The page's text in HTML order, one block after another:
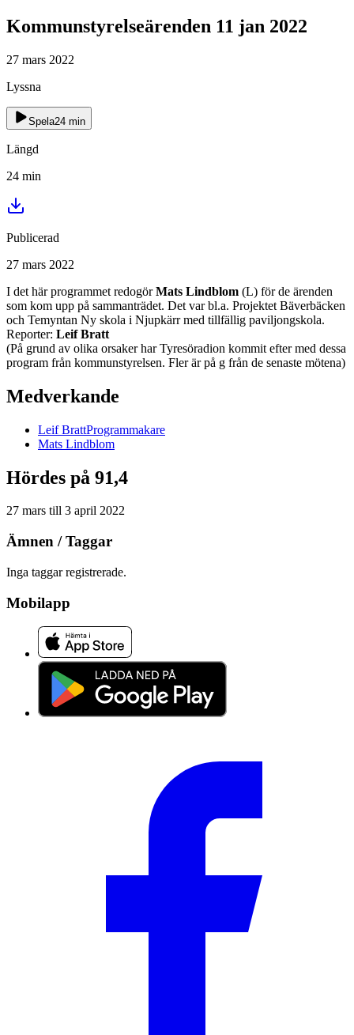
Kommunstyrelseärenden 11 jan 2022
27 mars 2022
Lyssna
Spela24 min
Längd
24 min
Publicerad
27 mars 2022
I det här programmet redogörMats Lindblom (L) för de ärenden
som kom upp på sammanträdet. Det var bl.a. Projektet Bäverbäcken
och Temyntan Ny skola i Njupkärr med tillfällig paviljongskola.
Reporter: Leif Bratt
(På grund av olika orsaker har Tyresöradion kommit efter med dessa
program från kommunstyrelsen. Fler är på g från de senaste mötena)
Medverkande
Leif BrattProgrammakare
Mats Lindblom
Hördes på 91,4
27 mars till 3 april 2022
Ämnen / Taggar
Inga taggar registrerade.
Mobilapp